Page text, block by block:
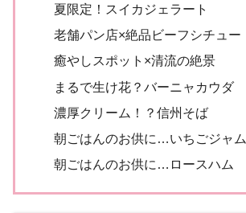
夏限定！スイカジェラート
老舗パン店×絶品ビーフシチュー
癒やしスポット×清流の絶景
まるで生け花？バーニャカウダ
濃厚クリーム！？信州そば
朝ごはんのお供に…いちごジャム
朝ごはんのお供に…ロースハム